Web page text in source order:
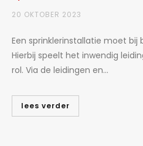
20 OKTOBER 2023
Een sprinklerinstallatie moet
Hierbij speelt het inwendig
rol. Via de leidingen en...
lees verder